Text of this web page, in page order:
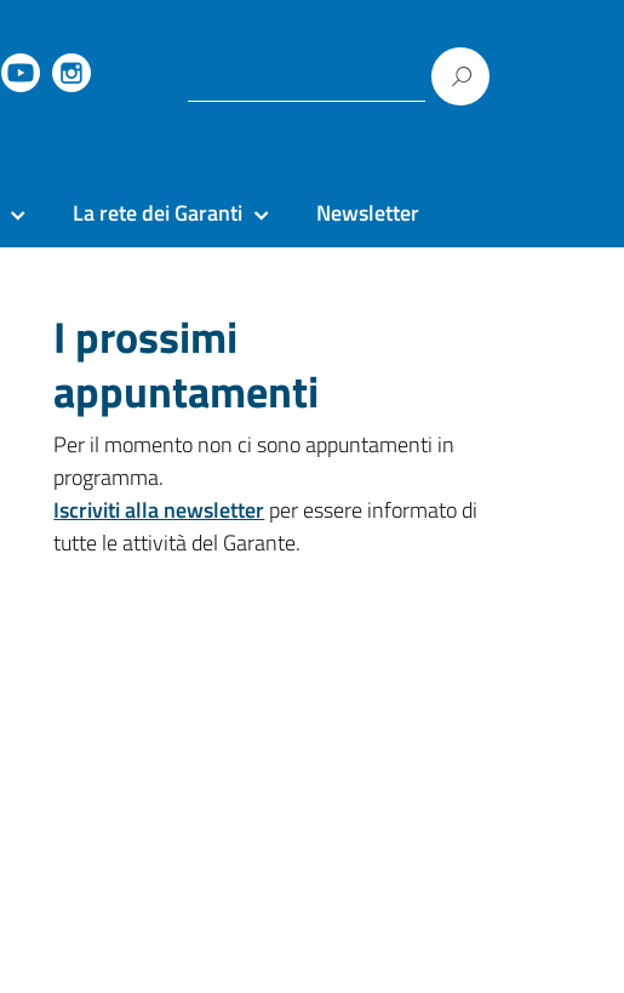
La rete dei Garanti Newsletter
I prossimi
appuntamenti
Per il momento non ci sono appuntamenti in
programma.
Iscriviti alla newsletterper essere informato di
tutte le attività del Garante.